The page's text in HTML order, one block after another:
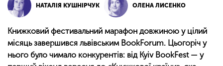
НАТАЛІЯ КУШНІРЧУК ОЛЕНА ЛИСЕНКО
Книжковий фестивальний марафон довжиною у цілий
місяць завершився львівським BookForum. Цьогоріч у
нього було чимало конкурентів: від Kyiv BookFest — у